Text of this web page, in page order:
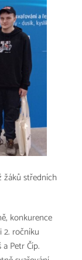
žáků středních
konkurence
2. ročníku
Petr Číp.